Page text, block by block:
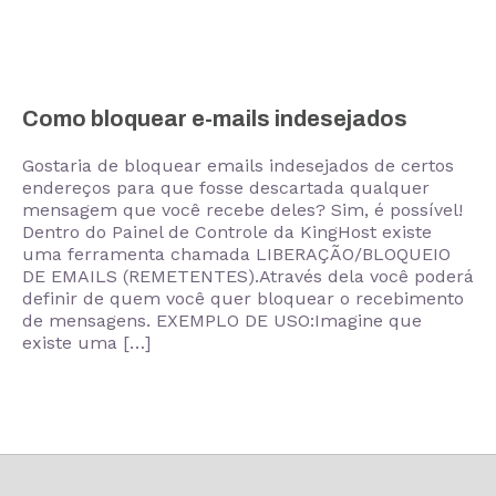
Como bloquear e-mails indesejados
Gostaria de bloquear emails indesejados de certos
endereços para que fosse descartada qualquer
mensagem que você recebe deles? Sim, é possível!
Dentro do Painel de Controle da KingHost existe
uma ferramenta chamada LIBERAÇÃO/BLOQUEIO
DE EMAILS (REMETENTES).Através dela você poderá
definir de quem você quer bloquear o recebimento
de mensagens. EXEMPLO DE USO:Imagine que
existe uma […]